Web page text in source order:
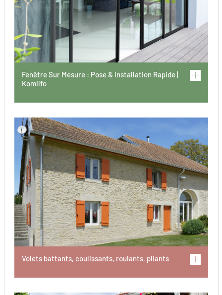
Fenêtre Sur Mesure : Pose & Installation Rapide |
Komilfo
Volets battants, coulissants, roulants, pliants